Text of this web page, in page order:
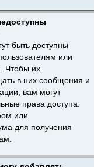
быть доступны
или
Чтобы их
в них сообщения и
вам могут
права доступа.
или
для получения